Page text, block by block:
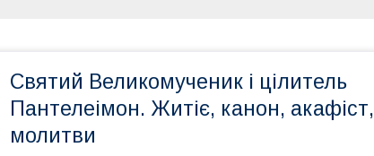
Святий Великомученик і цілитель
Пантелеімон. Житіє, канон, акафіст,
молитви